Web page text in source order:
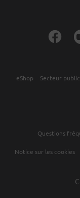
Questions
Notice sur les cookies
eShop Secteur public